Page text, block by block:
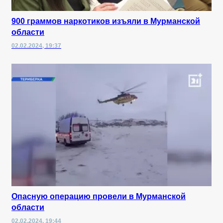
900 граммов наркотиков изъяли в Мурманской
области
02.02.2024, 19:37
Опасную операцию провели в Мурманской
области
02.02.2024, 19:44